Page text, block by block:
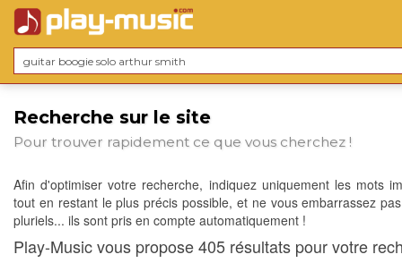
Recherche sur le site
Pour trouver rapidement ce que vous cherchez !
Afin d'optimiser votre recherche, indiquez uniquement les mots
tout en restant le plus précis possible, et ne vous embarrassez
pluriels... ils sont pris en compte automatiquement !
Play-Music vous propose 405 résultats pour votre